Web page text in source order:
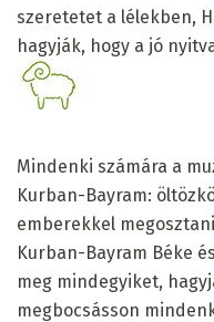
szeretetet a lélekben,
hagyják, hogy a jó
Mindenki számára a
Kurban-Bayram:
emberekkel
Kurban-Bayram Béke
meg mindegyiket,
megbocsásson